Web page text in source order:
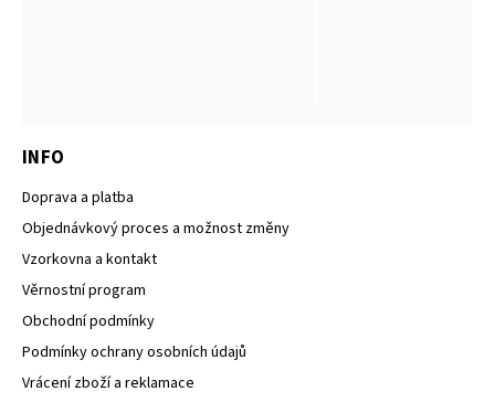
INFO
Doprava a platba
Objednávkový proces a možnost změny
Vzorkovna a kontakt
Věrnostní program
Obchodní podmínky
Podmínky ochrany osobních údajů
Vrácení zboží a reklamace